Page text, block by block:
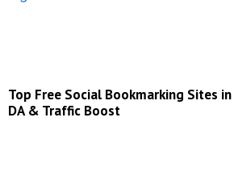
Top Free Social Bookmarking Sites
DA & Traffic Boost